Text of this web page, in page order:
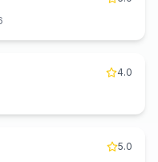
4.0
5.0